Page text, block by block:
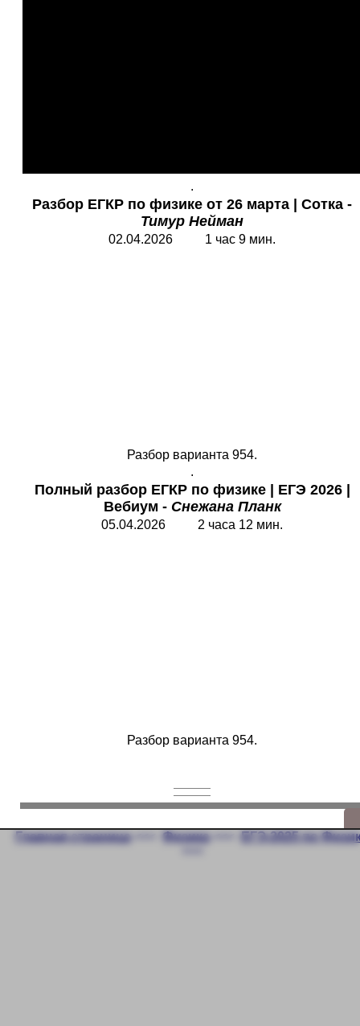
.
Разбор ЕГКР по физике от 26 марта | Сотка -
Тимур Нейман
02.04.2026 1 час 9 мин.
Разбор варианта 954.
.
Полный разбор ЕГКР по физике
ЕГЭ 2026 |
Вебиум - Снежана Планк
05.04.2026 2 часа 12 мин.
Разбор варианта 954.
Главная страница<<< Физика<<<
ЕГЭ-2025 по